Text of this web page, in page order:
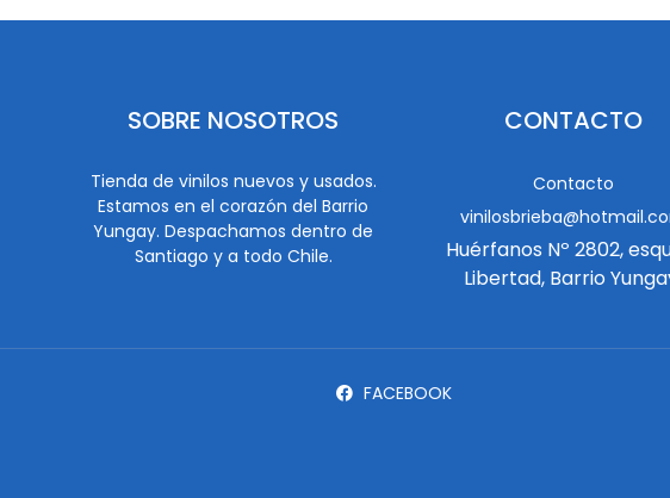
SOBRE NOSOTROS
Tienda de vinilos nuevos y usados.
Estamos en el corazón del Barrio
Yungay. Despachamos dentro de
Santiago y a todo Chile.
CONTACTO
Contacto
Huérfanos Nº 2802,
Libertad, Barrio
FACEBOOK